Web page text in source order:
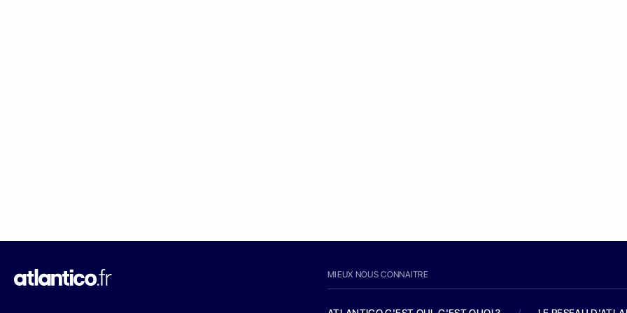
MIEUX NOUS CONNAITRE